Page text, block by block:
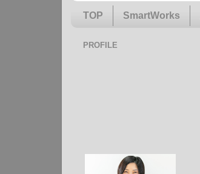
TOP SmartWorks
PROFILE